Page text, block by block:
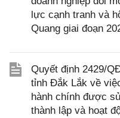
lực cạnh tranh và
Quang giai đoạn
Quyết định 2429/
tỉnh Đắk Lắk về
hành chính được
thành lập và hoạt